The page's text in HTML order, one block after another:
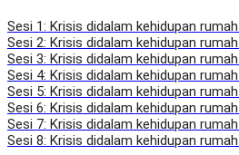
Sesi 1: Krisis didalam kehidupan
Sesi 2: Krisis didalam kehidupan
Sesi 3: Krisis didalam kehidupan
Sesi 4: Krisis didalam kehidupan
Sesi 5: Krisis didalam kehidupan
Sesi 6: Krisis didalam kehidupan
Sesi 7: Krisis didalam kehidupan
Sesi 8: Krisis didalam kehidupan